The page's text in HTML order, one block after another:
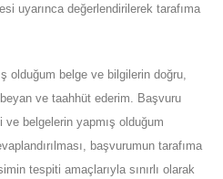
uyarınca değerlendirilerek tarafıma
olduğum belge ve bilgilerin doğru,
ve taahhüt ederim. Başvuru
belgelerin yapmış olduğum
başvurumun tarafıma
tespiti amaçlarıyla sınırlı olarak